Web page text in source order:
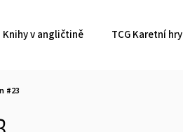
Knihy v angličtině TCG Karetní hry
#23